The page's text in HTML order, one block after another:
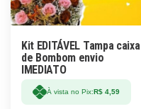
Kit EDITÁVEL Tampa caixa
de Bombom envio
IMEDIATO
À vista no Pix:R$ 4,59